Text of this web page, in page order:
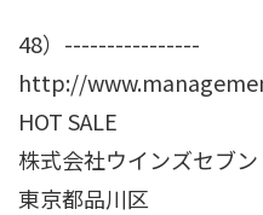
48）----------------
http://
HOT SALE
株式会社ウインズセブ
東京都品川区